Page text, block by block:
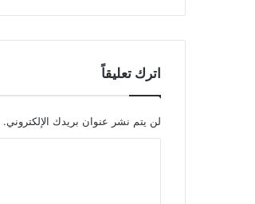
اترك تعليقاً
لن يتم نشر عنوان بريدك الإلكتروني.